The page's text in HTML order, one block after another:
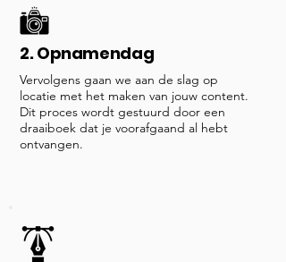
2. Opnamendag
Vervolgens gaan we aan de slag op
locatie met het maken van jouw content.
Dit proces wordt gestuurd door een
draaiboek dat je voorafgaand al hebt
ontvangen.